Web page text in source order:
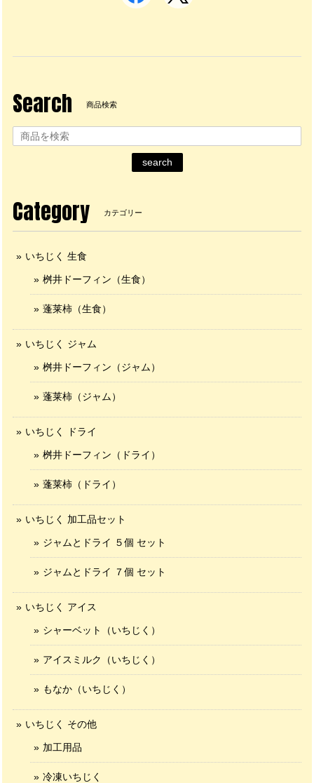
Search 商品検索
search
Category カテゴリー
いちじく 生食
桝井ドーフィン（生食）
蓬莱柿（生食）
いちじく ジャム
桝井ドーフィン（ジャム）
蓬莱柿（ジャム）
いちじく ドライ
桝井ドーフィン（ドライ）
蓬莱柿（ドライ）
いちじく 加工品セット
ジャムとドライ ５個 セット
ジャムとドライ ７個 セット
いちじく アイス
シャーベット（いちじく）
アイスミルク（いちじく）
もなか（いちじく）
いちじく その他
加工用品
冷凍いちじく